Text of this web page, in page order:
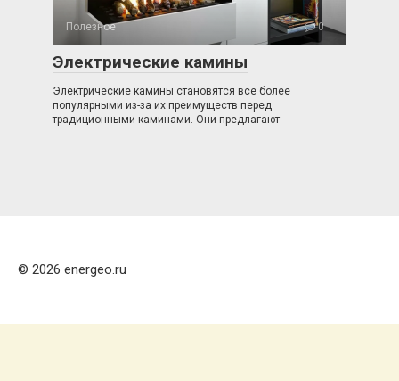
Полезное 0
Электрические камины
Электрические камины становятся все более
популярными из-за их преимуществ перед
традиционными каминами. Они предлагают
© 2026 energeo.ru